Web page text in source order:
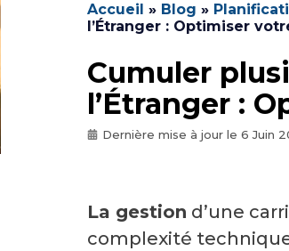
Accueil » Blog »
l’Étranger : Optimiser
Cumuler
l’Étranger :
Dernière mise à jour le 6 Juin
La gestion d’une
complexité